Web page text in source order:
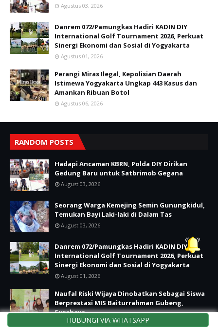
Agustus 03, 2026
Danrem 072/Pamungkas Hadiri KADIN DIY
International Golf Tournament 2026, Perkuat
Sinergi Ekonomi dan Sosial di Yogyakarta
Agustus 01, 2026
Perangi Miras Ilegal, Kepolisian Daerah
Istimewa Yogyakarta Ungkap 443 Kasus dan
Amankan Ribuan Botol
Agustus 06, 2026
RANDOM POSTS
Hadapi Ancaman KBRN, Polda DIY Dirikan
Gedung Baru untuk Satbrimob Gegana
August 03, 2026
Seorang Warga Kemejing Semin Gunungkidul,
Temukan Bayi Laki-laki di Dalam Tas
August 03, 2026
Danrem 072/Pamungkas Hadiri KADIN DIY
International Golf Tournament 2026, Perkuat
Sinergi Ekonomi dan Sosial di Yogyakarta
August 01, 2026
Naufal Riski Wijaya Dinobatkan Sebagai Siswa
Berprestasi MIS Baiturrahman Gubeng,
Surabaya
July 31, 2026
HUBUNGI VIA WHATSAPP